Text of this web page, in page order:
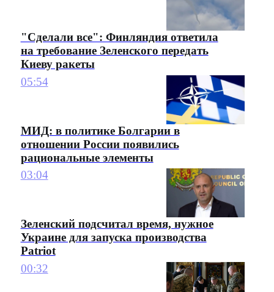
"Сделали все": Финляндия ответила
на требование Зеленского передать
Киеву ракеты
05:54
МИД: в политике Болгарии в
отношении России появились
рациональные элементы
03:04
Зеленский подсчитал время, нужное
Украине для запуска производства
Patriot
00:32